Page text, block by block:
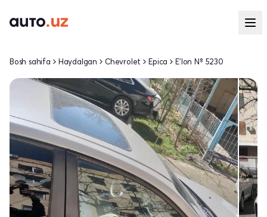
Bosh sahifa Haydalgan Chevrolet Epica E'lon № 5230